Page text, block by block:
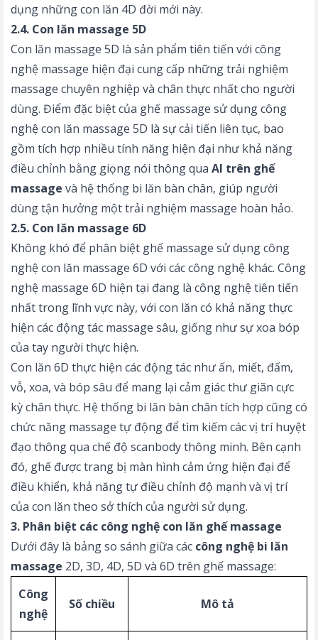
dụng những con lăn 4D đời mới này.
2.4. Con lăn massage 5D
Con lăn massage 5D là sản phẩm tiên tiến với công
nghệ massage hiện đại cung cấp những trải nghiệm
massage chuyên nghiệp và chân thực nhất cho người
dùng. Điểm đặc biệt của ghế massage sử dụng công
nghệ con lăn massage 5D là sự cải tiến liên tục, bao
gồm tích hợp nhiều tính năng hiện đại như khả năng
điều chỉnh bằng giọng nói thông qua AI trên ghế
massage và hệ thống bi lăn bàn chân, giúp người
dùng tận hưởng một trải nghiệm massage hoàn hảo.
2.5. Con lăn massage 6D
Không khó để phân biệt ghế massage sử dụng công
nghệ con lăn massage 6D với các công nghệ khác. Công
nghệ massage 6D hiện tại đang là công nghệ tiên tiến
nhất trong lĩnh vực này, với con lăn có khả năng thực
hiện các động tác massage sâu, giống như sự xoa bóp
của tay người thực hiện.
Con lăn 6D thực hiện các động tác như ấn, miết, đấm,
vỗ, xoa, và bóp sâu để mang lại cảm giác thư giãn cực
kỳ chân thực. Hệ thống bi lăn bàn chân tích hợp cũng có
chức năng massage tự động để tìm kiếm các vị trí huyệt
đạo thông qua chế độ scanbody thông minh. Bên cạnh
đó, ghế được trang bị màn hình cảm ứng hiện đại để
điều khiển, khả năng tự điều chỉnh độ mạnh và vị trí
của con lăn theo sở thích của người sử dụng.
3. Phân biệt các công nghệ con lăn ghế massage
Dưới đây là bảng so sánh giữa các công nghệ bi lăn
massage 2D, 3D, 4D, 5D và 6D trên ghế massage:
Công
nghệ
Số chiều Mô tả